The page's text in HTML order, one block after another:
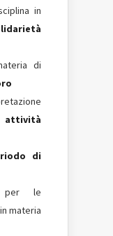
in
di
attività
di
le
materia